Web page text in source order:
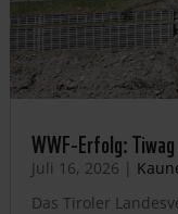
WWF-Erfolg:
Juli 16, 2026 |
Das Tiroler